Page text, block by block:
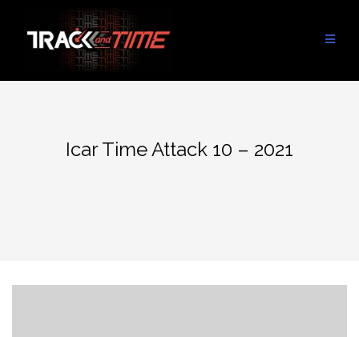
contenu
Icar Time Attack 10 – 2021